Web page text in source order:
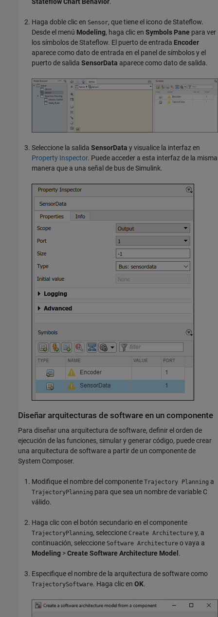
Haga doble clic en Sensor, que tiene el icono de Stateflow.
Desde el menú Modeling, haga clic en Symbols Pane para ver
los símbolos de Stateflow. El puerto de entrada Encoder
aparece como dato de entrada en el panel de símbolos y el
puerto de salida SensorData aparece como dato de salida.
Seleccione la salida SensorData y visualice la interfaz en
Property Inspector. Puede acceder a esta interfaz de la misma
manera que a una señal de bus de Simulink.
Diseñar arquitecturas de software en un componente
Para diseñar una arquitectura de software, definir el orden de
ejecución de las funciones, simular y generar código, puede crear
una arquitectura de software a partir de un componente de
System Composer.
Modifique el nombre del componente Trajectory Planning a
TrajectoryPlanning para que sea un nombre de variable C
válido.
Haga clic con el botón secundario en el componente
TrajectoryPlanning, seleccione Create Architecture y, a
continuación, seleccione Software Architecture o vaya a
Modeling >Create Software Architecture Model .
Especifique el nombre de la arquitectura de software como
TrajectorySoftware. Haga clic en OK.